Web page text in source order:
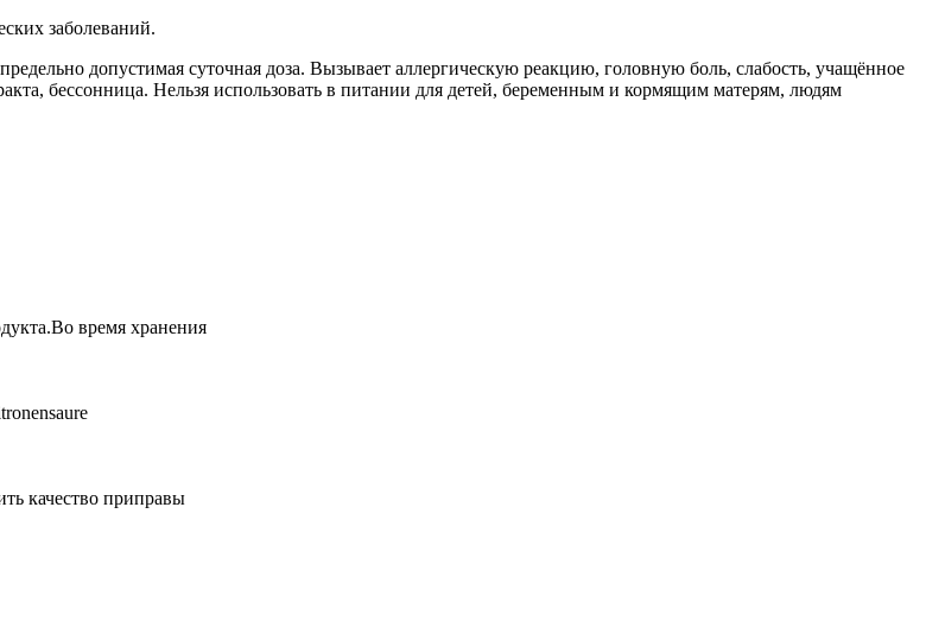
заболеваний.
допустимая суточная доза. Вызывает аллергическую реакцию, головную боль, слабость, учащённое
бессонница. Нельзя использовать в питании для детей, беременным и кормящим матерям, людям
время хранения
качество приправы